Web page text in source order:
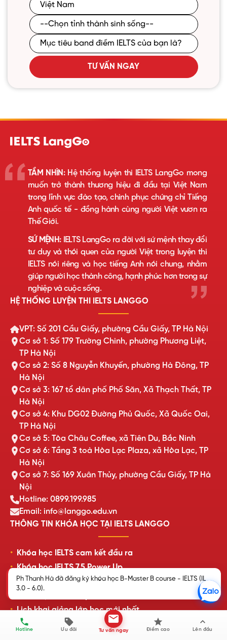
TƯ VẤN NGAY
Hotline Ưu đãi Tư vấn ngay Điểm cao Lên đầu
Ph Thanh Hà đã đăng ký khóa học B-Master B course - IELTS (IL
3.0 - 6.0).
TẦM NHÌN:Hệ thống luyện thi IELTS LangGo mong
muốn trở thành thương hiệu đi đầu tại Việt Nam
trong lĩnh vực đào tạo, chinh phục chứng chỉ Tiếng
Anh quốc tế - đồng hành cùng người Việt vươn ra
Thế Giới.
SỨ MỆNH:IELTS LangGo ra đời với sứ mệnh thay đổi
tư duy và thói quen của người Việt trong luyện thi
IELTS nói riêng và học tiếng Anh nói chung, nhằm
giúp người học thành công, hạnh phúc hơn trong sự
nghiệp và cuộc sống.
HỆ THỐNG LUYỆN THI IELTS LANGGO
VPT: Số 201 Cầu Giấy, phường Cầu Giấy, TP Hà Nội
Cơ sở 1: Số 179 Trường Chinh, phường Phương Liệt,
TP Hà Nội
Cơ sở 2: Số 8 Nguyễn Khuyến, phường Hà Đông, TP
Hà Nội
Cơ sở 3: 167 tổ dân phố Phố Săn, Xã Thạch Thất, TP
Hà Nội
Cơ sở 4: Khu DG02 Đường Phủ Quốc, Xã Quốc Oai,
TP Hà Nội
Cơ sở 5: Tòa Châu Coffee, xã Tiên Du, Bắc Ninh
Cơ sở 6: Tầng 3 toà Hòa Lạc Plaza, xã Hòa Lạc, TP
Hà Nội
Cơ sở 7: Số 169 Xuân Thủy, phường Cầu Giấy, TP Hà
Nội
Hotline: 0899.199.985
Email: info@langgo.edu.vn
THÔNG TIN KHÓA HỌC TẠI IELTS LANGGO
Khóa học IELTS cam kết đầu ra
Khóa học IELTS 7.5 Power Up
Khóa học IELTS Online trực tuyến
Lịch khai giảng lớp học mới nhất
Review của học viên LangGo